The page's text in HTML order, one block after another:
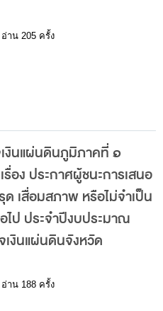
วจ
อ่าน 205 ครั้ง
งินแผ่นดินภูมิภาคที่ ๑
อง ประกาศผู้ชนะการเสนอ
เสื่อมสภาพ หรือไม่จำเป็น
ไป ประจำปีงบประมาณ
งินแผ่นดินจังหวัด
อ่าน 188 ครั้ง